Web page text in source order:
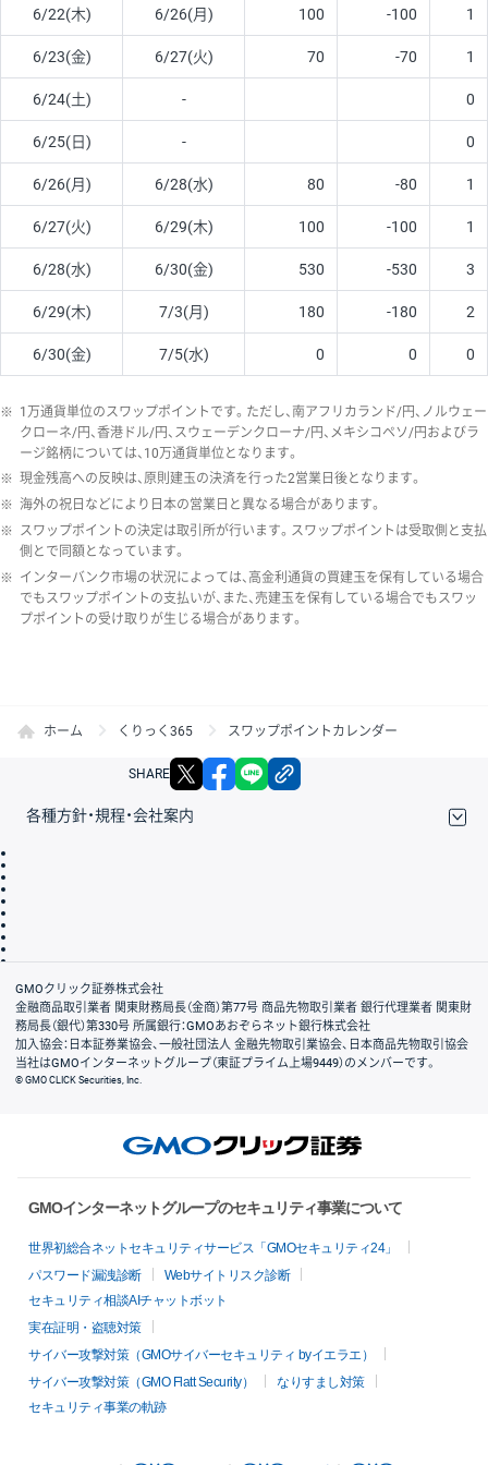
6/22(木) 6/26(月) 100 -100 1
6/23(金) 6/27(火) 70 -70 1
6/24(土) - 0
6/25(日) - 0
6/26(月) 6/28(水) 80 -80 1
6/27(火) 6/29(木) 100 -100 1
6/28(水) 6/30(金) 530 -530 3
6/29(木) 7/3(月) 180 -180 2
6/30(金) 7/5(水) 0 0 0
※ 1万通貨単位のスワップポイントです。ただし、南アフリカランド/円、ノルウェー
クローネ/円、香港ドル/円、スウェーデンクローナ/円、メキシコペソ/円およびラ
ージ銘柄については、10万通貨単位となります。
※ 現金残高への反映は、原則建玉の決済を行った2営業日後となります。
※ 海外の祝日などにより日本の営業日と異なる場合があります。
※ スワップポイントの決定は取引所が行います。スワップポイントは受取側と支払
側とで同額となっています。
※ インターバンク市場の状況によっては、高金利通貨の買建玉を保有している場合
でもスワップポイントの支払いが、また、売建玉を保有している場合でもスワッ
プポイントの受け取りが生じる場合があります。
ホーム くりっく365 スワップポイントカレンダー
SHARE X facebook
各種方針・規程・会社案内
会社案内
GMOクリック証券株式会社
金融商品取引業者 関東財務局長（金商）第77号 商品先物取引業者 銀行代理業者 関東財
務局長（銀代）第330号 所属銀行：GMOあおぞらネット銀行株式会社
加入協会：日本証券業協会、一般社団法人 金融先物取引業協会、日本商品先物取引協会
当社はGMOインターネットグループ（東証プライム上場9449）のメンバーです。
© GMO CLICK Securities, Inc.
GMOインターネットグループのセキュリティ事業について
世界初総合ネットセキュリティサービス「GMOセキュリティ24」
パスワード漏洩診断
Webサイトリスク診断
セキュリティ相談AIチャットボット
実在証明・盗聴対策
サイバー攻撃対策（GMOサイバーセキュリティ byイエラエ）
サイバー攻撃対策（GMO Flatt Security）
なりすまし対策
セキュリティ事業の軌跡